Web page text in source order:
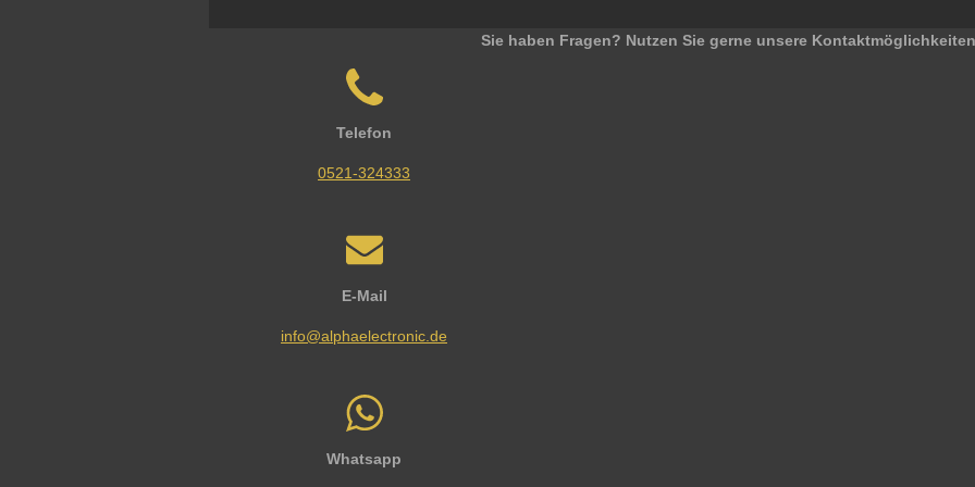
Sie haben Fragen? Nutzen Sie gerne unsere
Telefon
0521-324333
E-Mail
info@alphaelectronic.de
Whatsapp